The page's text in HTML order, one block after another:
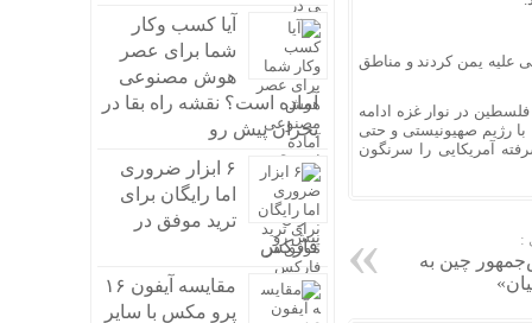
۲۵ اسفند ۱۴۰۳ اقدام به حملات هوایی علیه یمن کردند و مناطق
در نوار غزه ادامه
رژیم صهیونیستی و حتی
آمریکایی را سرنگون
:
چین به
آیا کسب وکار
شما برای عصر
هوش مصنوعی
آماده است؟ نقشه راه بقا در
بحران پیش رو
۶ ابزار ضروری
اما رایگان برای
ترید موفق در
فارکس
مقایسه آیفون ۱۶
پرو مکس با سایر